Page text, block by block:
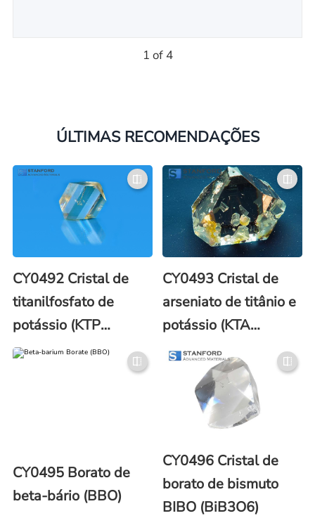
1 of 4
ÚLTIMAS RECOMENDAÇÕES
CY0492 Cristal de
titanilfosfato de
potássio (KTP
Crystal)
CY0493 Cristal de
arseniato de titânio e
potássio (KTA
Crystal)
CY0495 Borato de
beta-bário (BBO)
CY0496 Cristal de
borato de bismuto
BIBO (BiB3O6)